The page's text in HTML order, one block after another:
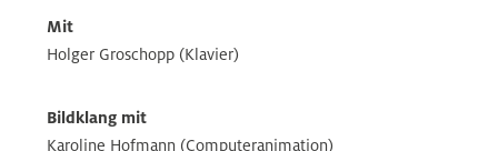
Mit
Holger Groschopp (Klavier)
Bildklang mit
Karoline Hofmann (Computeranimation)